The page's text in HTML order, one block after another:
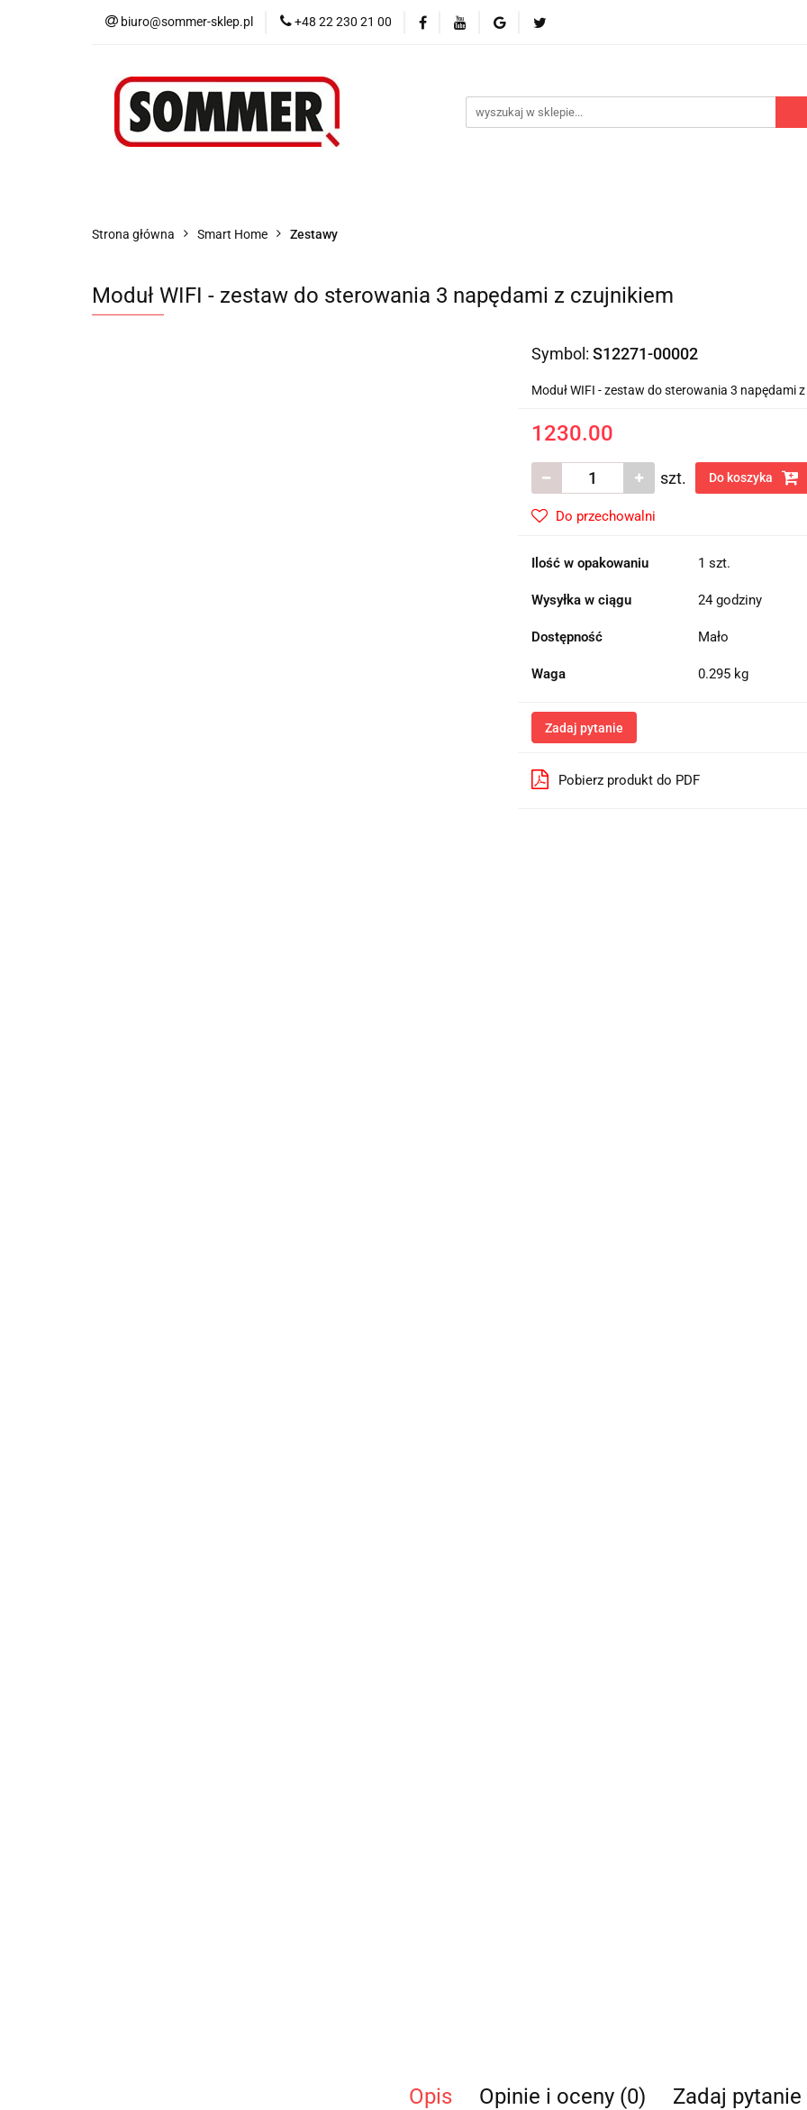
biuro@sommer-sklep.pl +48 22 230 21 00
Menu Piloty i odbiorniki Akcesoria
Blog Promocje Polecamy Nowości
Strona główna Smart Home Zestawy
Moduł WIFI - zestaw do sterowania 3 napędami z czujnikiem
Symbol: S12271-00002
Moduł WIFI - zestaw do sterowania 3 napędami
1230.00
szt. Do koszyka
Do przechowalni
Ilość w opakowaniu 1 szt.
Wysyłka w ciągu 24 godziny
Dostępność Mało
Waga 0.295 kg
Zadaj pytanie
Pobierz produkt do PDF
Opis Opinie i oceny (0) Zadaj pytanie